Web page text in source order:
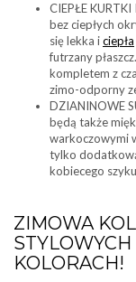
CIEPŁE
bez ciepłych
się lekka iciepła
futrzany
kompletem z
zimo-odporny
DZIANINOWE
będą także
warkoczowymi
tylko
kobiecego
ZIMOWA
KOLORACH!